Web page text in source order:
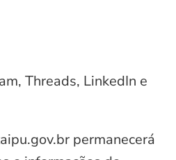
Threads, LinkedIn e
permanecerá